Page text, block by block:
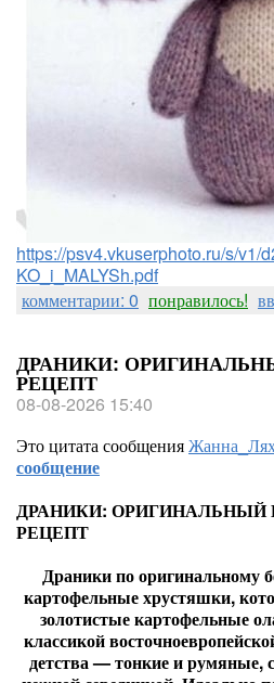
https://psv4.vkuserphoto.ru/s/v1/
KO_i_MALYSh.pdf
комментарии: 0 понравилось!
ДРАНИКИ:
РЕЦЕПТ
08-08-2026 15:40
Это цитата сообщения
сообщение
ДРАНИКИ: ОРИГИНАЛЬНЫЙ
РЕЦЕПТ
Драники по оригинальному
картофельные хрустяшки,
золотистые картофельные
классикой
детства — тонкие и румяные,